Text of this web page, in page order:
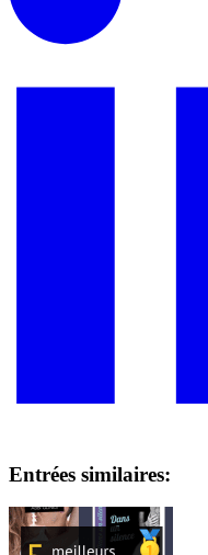
Entrées similaires: